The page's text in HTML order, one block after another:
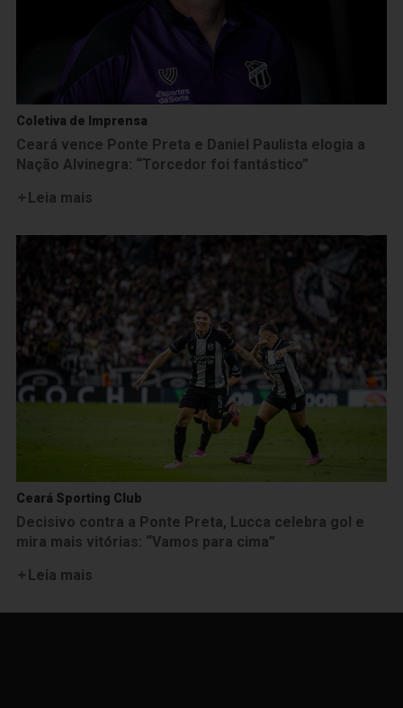
Coletiva de Imprensa
Ceará vence Ponte Preta e Daniel Paulista elogia a
Nação Alvinegra: “Torcedor foi fantástico”
Leia mais
Ceará Sporting Club
Decisivo contra a Ponte Preta, Lucca celebra gol e
mira mais vitórias: “Vamos para cima”
Leia mais